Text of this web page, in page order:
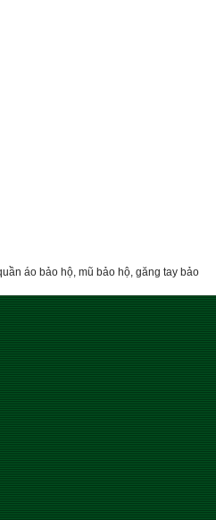
áo bảo hộ, mũ bảo hộ, găng tay bảo